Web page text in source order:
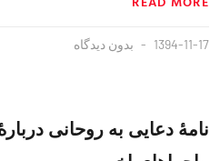
1394-11-17 بدون دیدگاه
نامهٔ دعایی به روحانی